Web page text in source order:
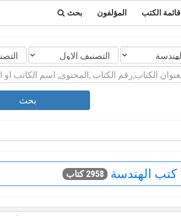
قائمة الكتب المؤلفون بحث
بحث
كتب الهندسة 2958 كتاب